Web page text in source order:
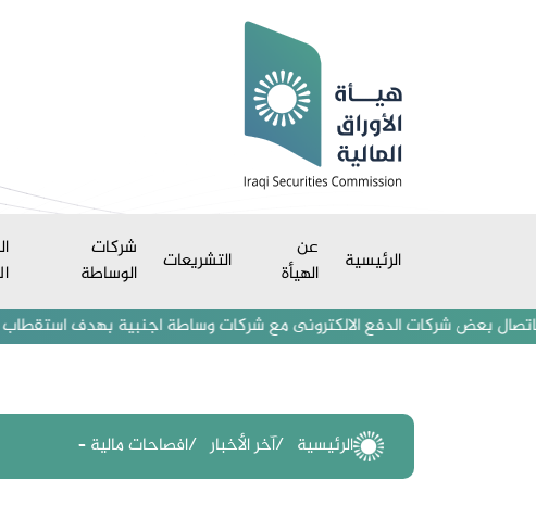
الرئيسية
عن
الهيأة
التشريعات
شركات
الوساطة
شركات الدفع الالكترونى مع شركات وساطة اجنبية بهدف استقطاب مستثمرين
الرئيسية آخر الأخبار افصاحات مالية –